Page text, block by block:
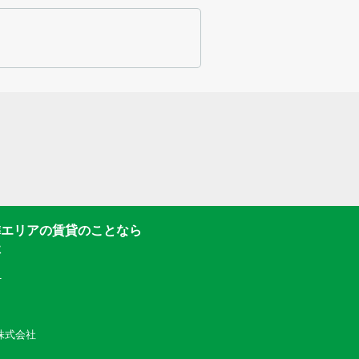
リアの賃貸のことなら
式会社